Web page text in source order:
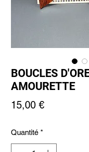
BOUCLES
AMOURETTE
15,00 €Prix
Quantité *